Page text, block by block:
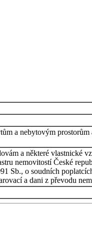
a nebytovým
a některé vlastnické
nemovitostí České
Sb., o soudních
a dani z převodu